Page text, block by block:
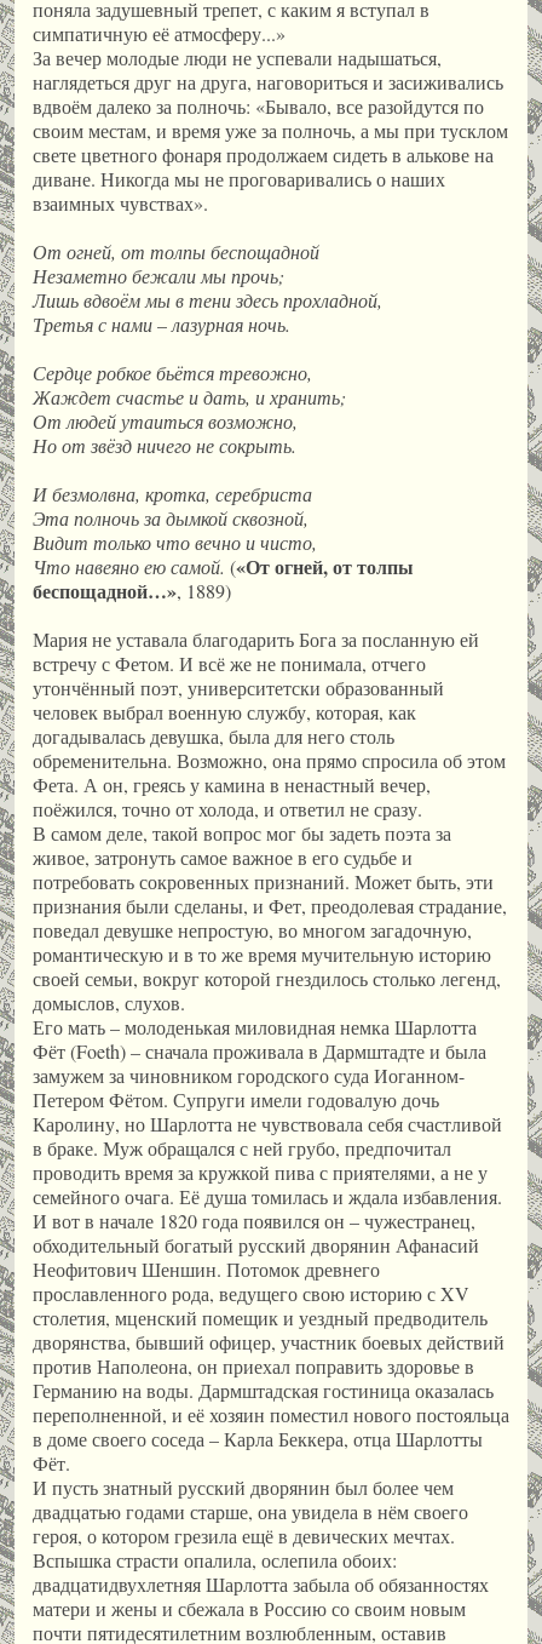
поняла задушевный трепет, с каким я вступал в
симпатичную её атмосферу...»
За вечер молодые люди не успевали надышаться,
наглядеться друг на друга, наговориться и засиживались
вдвоём далеко за полночь: «Бывало, все разойдутся по
своим местам, и время уже за полночь, а мы при тусклом
свете цветного фонаря продолжаем сидеть в алькове на
диване. Никогда мы не проговаривались о наших
взаимных чувствах».
От огней, от толпы беспощадной
Незаметно бежали мы прочь;
Лишь вдвоём мы в тени здесь прохладной,
Третья с нами–лазурная ночь.
Сердце робкое бьётся тревожно,
Жаждет счастье и дать, и хранить;
От людей утаиться возможно,
Но от звёзд ничего не сокрыть.
И безмолвна, кротка, серебриста
Эта полночь за дымкой сквозной,
Видит только что вечно и чисто,
Что навеяно ею самой. («От огней, от толпы
беспощадной…», 1889)
Мария не уставала благодарить Бога за посланную ей
встречу с Фетом. И всё же не понимала, отчего
утончённый поэт, университетски образованный
человек выбрал военную службу, которая, как
догадывалась девушка, была для него столь
обременительна. Возможно, она прямо спросила об этом
Фета. А он, греясь у камина в ненастный вечер,
поёжился, точно от холода, и ответил не сразу.
В самом деле, такой вопрос мог бы задеть поэта за
живое, затронуть самое важное в его судьбе и
потребовать сокровенных признаний. Может быть, эти
признания были сделаны, и Фет, преодолевая страдание,
поведал девушке непростую, во многом загадочную,
романтическую и в то же время мучительную историю
своей семьи, вокруг которой гнездилось столько легенд,
домыслов, слухов.
Его мать – молоденькая миловидная немка Шарлотта
Фёт (Foeth) – сначала проживала в Дармштадте и была
замужем за чиновником городского суда Иоганном-
Петером Фётом. Супруги имели годовалую дочь
Каролину, но Шарлотта не чувствовала себя счастливой
в браке. Муж обращался с ней грубо, предпочитал
проводить время за кружкой пива с приятелями, а не у
семейного очага. Её душа томилась и ждала избавления.
И вот в начале 1820 года появился он – чужестранец,
обходительный богатый русский дворянин Афанасий
Неофитович Шеншин. Потомок древнего
прославленного рода, ведущего свою историю с XV
столетия, мценский помещик и уездный предводитель
дворянства, бывший офицер, участник боевых действий
против Наполеона, он приехал поправить здоровье в
Германию на воды. Дармштадская гостиница оказалась
переполненной, и её хозяин поместил нового постояльца
в доме своего соседа – Карла Беккера, отца Шарлотты
Фёт.
И пусть знатный русский дворянин был более чем
двадцатью годами старше, она увидела в нём своего
героя, о котором грезила ещё в девических мечтах.
Вспышка страсти опалила, ослепила обоих:
двадцатидвухлетняя Шарлотта забыла об обязанностях
матери и жены и сбежала в Россию со своим новым
почти пятидесятилетним возлюбленным, оставив